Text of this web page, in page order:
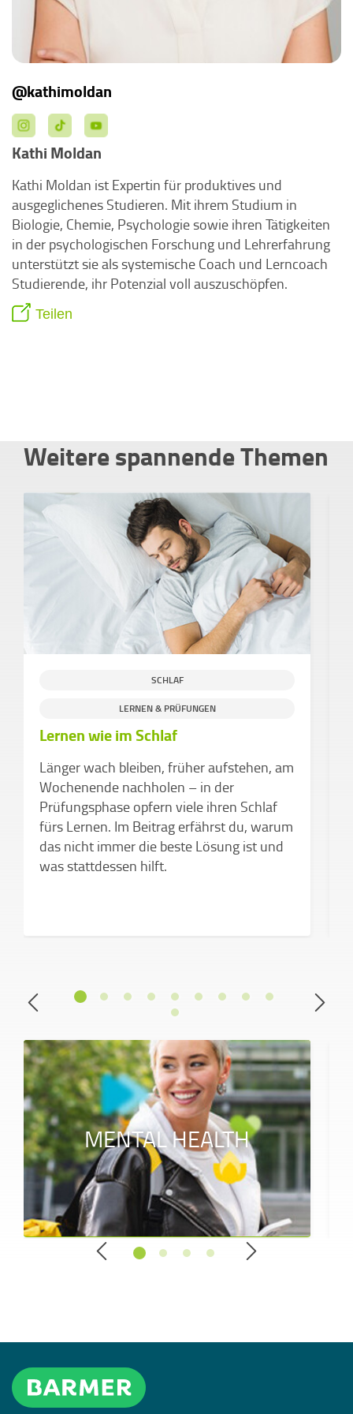
@kathimoldan
Kathi Moldan
Kathi Moldan ist Expertin für produktives und
ausgeglichenes Studieren. Mit ihrem Studium in
Biologie, Chemie, Psychologie sowie ihren Tätigkeiten
in der psychologischen Forschung und Lehrerfahrung
unterstützt sie als systemische Coach und Lerncoach
Studierende, ihr Potenzial voll auszuschöpfen.
Teilen
Weitere spannende Themen
SCHLAF
LERNEN & PRÜFUNGEN
Lernen wie im Schlaf
Länger wach bleiben, früher aufstehen, am
Wochenende nachholen – in der
Prüfungsphase opfern viele ihren Schlaf
fürs Lernen. Im Beitrag erfährst du, warum
das nicht immer die beste Lösung ist und
was stattdessen hilft.
MENTAL HEALTH